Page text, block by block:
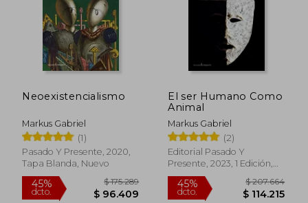
45%
dcto.
$ 201.587
$ 110.873
Neoexistencialismo
Markus Gabriel
(1)
Pasado Y Presente, 2020,
Tapa Blanda, Nuevo
El ser Humano Como
Animal
Markus Gabriel
(2)
Editorial Pasado Y
Presente, 2023, 1 Edición,
Tapa Blanda, Nuevo